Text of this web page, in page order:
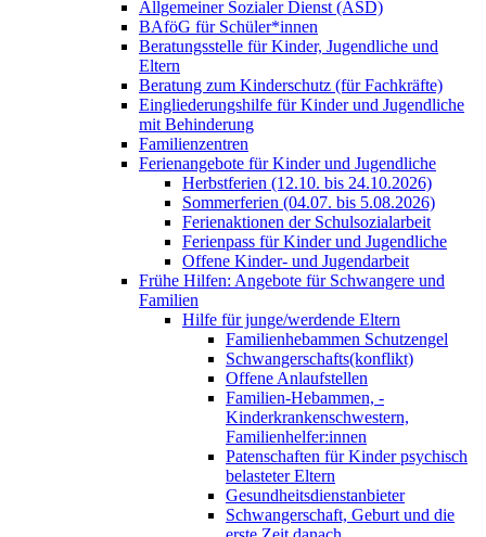
Allgemeiner Sozialer Dienst (ASD)
BAföG für Schüler*innen
Beratungsstelle für Kinder, Jugendliche und
Eltern
Beratung zum Kinderschutz (für Fachkräfte)
Eingliederungshilfe für Kinder und Jugendliche
mit Behinderung
Familienzentren
Ferienangebote für Kinder und Jugendliche
Herbstferien (12.10. bis 24.10.2026)
Sommerferien (04.07. bis 5.08.2026)
Ferienaktionen der Schulsozialarbeit
Ferienpass für Kinder und Jugendliche
Offene Kinder- und Jugendarbeit
Frühe Hilfen: Angebote für Schwangere und
Familien
Hilfe für junge/werdende Eltern
Familienhebammen Schutzengel
Schwangerschafts(konflikt)
Offene Anlaufstellen
Familien-Hebammen, -
Kinderkrankenschwestern,
Familienhelfer:innen
Patenschaften für Kinder psychisch
belasteter Eltern
Gesundheitsdienstanbieter
Schwangerschaft, Geburt und die